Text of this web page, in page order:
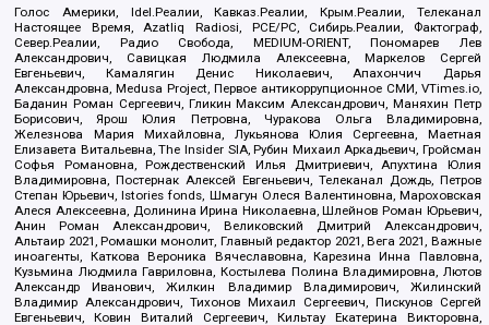
Голос Америки, Idel.Реалии, Кавказ.Реалии, Крым.Реалии, Телеканал
Настоящее Время, Azatliq Radiosi, PCE/PC, Сибирь.Реалии, Фактограф,
Север.Реалии, Радио Свобода, MEDIUM-ORIENT, Пономарев Лев
Александрович, Савицкая Людмила Алексеевна, Маркелов Сергей
Евгеньевич, Камалягин Денис Николаевич, Апахончич Дарья
Александровна, Medusa Project, Первое антикоррупционное СМИ, VTimes.io,
Баданин Роман Сергеевич, Гликин Максим Александрович, Маняхин Петр
Борисович, Ярош Юлия Петровна, Чуракова Ольга Владимировна,
Железнова Мария Михайловна, Лукьянова Юлия Сергеевна, Маетная
Елизавета Витальевна, The Insider SIA, Рубин Михаил Аркадьевич, Гройсман
Софья Романовна, Рождественский Илья Дмитриевич, Апухтина Юлия
Владимировна, Постернак Алексей Евгеньевич, Телеканал Дождь, Петров
Степан Юрьевич, Istories fonds, Шмагун Олеся Валентиновна, Мароховская
Алеся Алексеевна, Долинина Ирина Николаевна, Шлейнов Роман Юрьевич,
Анин Роман Александрович, Великовский Дмитрий Александрович,
Альтаир 2021, Ромашки монолит, Главный редактор 2021, Вега 2021, Важные
иноагенты, Каткова Вероника Вячеславовна, Карезина Инна Павловна,
Кузьмина Людмила Гавриловна, Костылева Полина Владимировна, Лютов
Александр Иванович, Жилкин Владимир Владимирович, Жилинский
Владимир Александрович, Тихонов Михаил Сергеевич, Пискунов Сергей
Евгеньевич, Ковин Виталий Сергеевич, Кильтау Екатерина Викторовна,